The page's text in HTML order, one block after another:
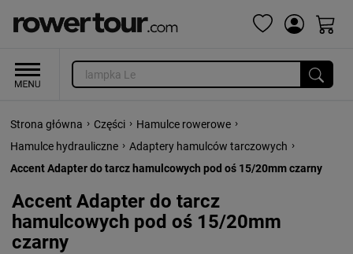
Strona główna › Części › Hamulce rowerowe ›
Hamulce hydrauliczne › Adaptery hamulców tarczowych ›
Accent Adapter do tarcz hamulcowych pod oś 15/20mm czarny
Accent Adapter do tarcz
hamulcowych pod oś 15/20mm
czarny